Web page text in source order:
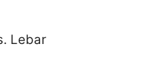
Lebar